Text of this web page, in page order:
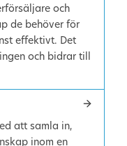
och
de behöver för
effektivt. Det
och bidrar till
att samla in,
inom en